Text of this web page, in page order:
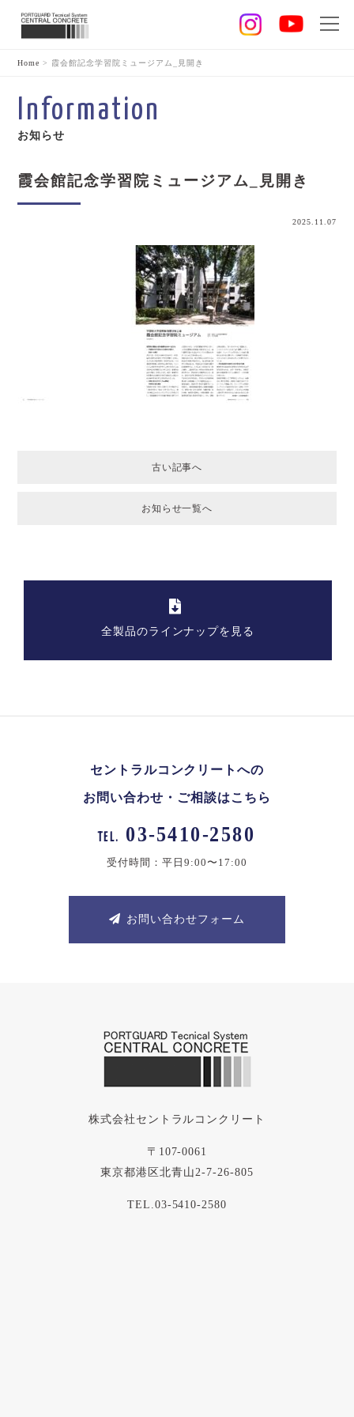
Home > 霞会館記念学習院ミュージアム_見開き
Information
お知らせ
霞会館記念学習院ミュージアム_見開き
2025.11.07
古い記事へ
お知らせ一覧へ
全製品のラインナップを見る
セントラルコンクリートへの
お問い合わせ・ご相談はこちら
TEL. 03-5410-2580
受付時間：平日9:00〜17:00
お問い合わせフォーム
株式会社セントラルコンクリート
〒107-0061
東京都港区北青山2-7-26-805
TEL.03-5410-2580